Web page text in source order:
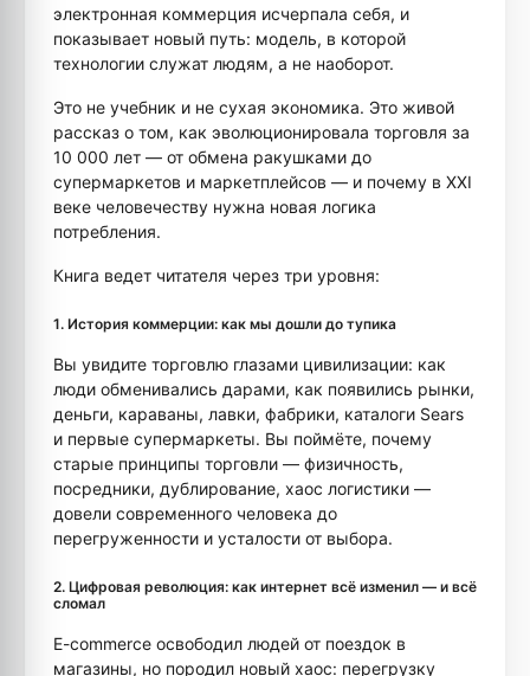
электронная коммерция исчерпала себя, и
показывает новый путь: модель, в которой
технологии служат людям, а не наоборот.
Это не учебник и не сухая экономика. Это живой
рассказ о том, как эволюционировала торговля за
10 000 лет — от обмена ракушками до
супермаркетов и маркетплейсов — и почему в XXI
веке человечеству нужна новая логика
потребления.
Книга ведет читателя через три уровня:
1. История коммерции: как мы дошли до тупика
Вы увидите торговлю глазами цивилизации: как
люди обменивались дарами, как появились рынки,
деньги, караваны, лавки, фабрики, каталоги Sears
и первые супермаркеты. Вы поймёте, почему
старые принципы торговли — физичность,
посредники, дублирование, хаос логистики —
довели современного человека до
перегруженности и усталости от выбора.
2. Цифровая революция: как интернет всё изменил — и всё
сломал
E-commerce освободил людей от поездок в
магазины, но породил новый хаос: перегрузку